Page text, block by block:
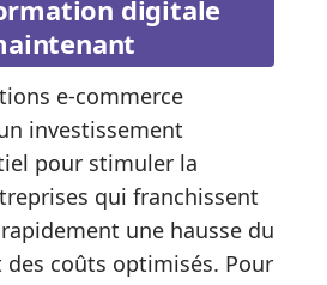
digitale
e-commerce
investissement
pour stimuler la
qui franchissent
une hausse du
des coûts optimisés. Pour